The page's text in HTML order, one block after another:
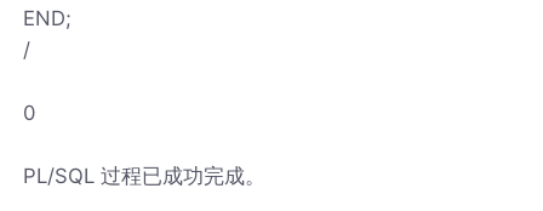
END;
/
0
PL/SQL 过程已成功完成。